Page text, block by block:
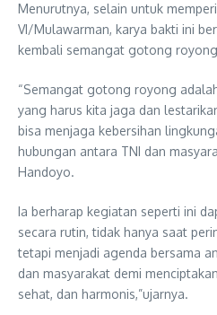
Menurutnya, selain untuk
VI/Mulawarman, karya bakti ini
kembali semangat gotong
“Semangat gotong royong
yang harus kita jaga dan
bisa menjaga kebersihan
hubungan antara TNI dan
Handoyo.
Ia berharap kegiatan seperti ini
secara rutin, tidak hanya saat
tetapi menjadi agenda bersama
dan masyarakat demi
sehat, dan harmonis,”ujarnya.